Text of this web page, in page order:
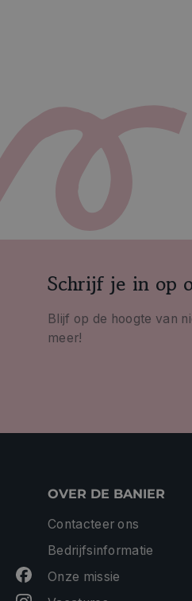
Schrijf je in op
Blijf op de hoogte van
meer!
OVER DE BANIER
Contacteer ons
Bedrijfsinformatie
Onze missie